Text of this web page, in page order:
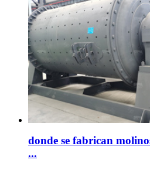
donde se fabrican
...